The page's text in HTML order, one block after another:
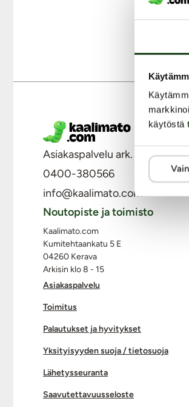
käytöstä
Asiakaspalvelu ark. 8 - 15
0400-380566
info@kaalimato.com
Asiakaspalvelu
Toimitus
Palautukset ja hyvitykset
Yksityisyyden suoja / tietosuoja
Lähetysseuranta
Saavutettavuusseloste
Noutopiste ja toimisto
Kaalimato.com
Kumitehtaankatu 5 E
04260 Kerava
Arkisin klo 8 - 15